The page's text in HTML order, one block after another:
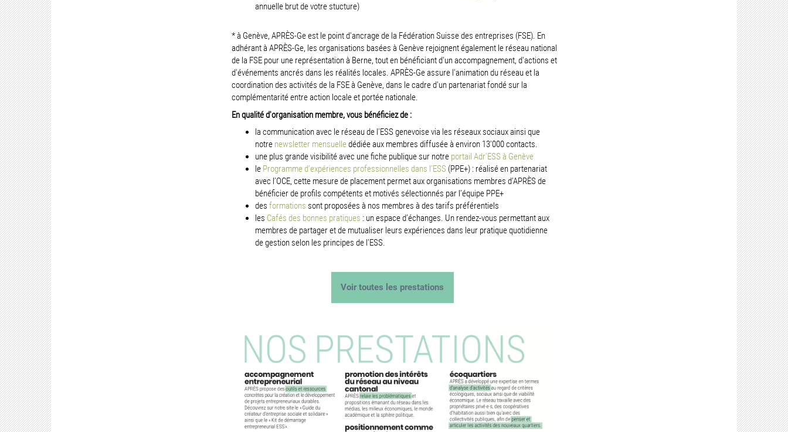
annuelle brut de votre stucture)
* à Genève, APRÈS-Ge est le point d'ancrage de la Fédération Suisse des entreprises (FSE). En
adhérant à APRÈS-Ge, les organisations basées à Genève rejoignent également le réseau national
de la FSE pour une représentation à Berne, tout en bénéficiant d'un accompagnement, d'actions et
d'événements ancrés dans les réalités locales. APRÈS-Ge assure l'animation du réseau et la
coordination des activités de la FSE à Genève, dans le cadre d'un partenariat fondé sur la
complémentarité entre action locale et portée nationale.
En qualité d'organisation membre, vous bénéficiez de :
la communication avec le réseau de l’ESS genevoise via les réseaux sociaux ainsi que
notre newsletter mensuelledédiée aux membres diffusée à environ 13'000 contacts.
une plus grande visibilité avec une fiche publique sur notreportail Adr'ESS à Genève
le Programme d’expériences professionnelles dans l’ESS (PPE+) : réalisé en partenariat
avec l’OCE, cette mesure de placement permet aux organisations membres d’APRÈS de
bénéficier de profils compétents et motivés sélectionnés par l’équipe PPE+
des formations sont proposées à nos membres à des tarifs préférentiels
les Cafés des bonnes pratiques : un espace d’échanges. Un rendez-vous permettant aux
membres de partager et de mutualiser leurs expériences dans leur pratique quotidienne
de gestion selon les principes de l’ESS.
Voir toutes les prestations